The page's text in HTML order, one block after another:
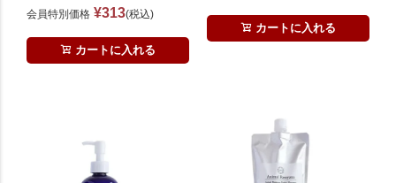
会員特別価格 ¥313 税込
カートに入れる
カートに入れる